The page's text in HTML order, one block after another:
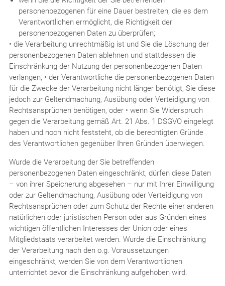
personenbezogenen für eine Dauer bestreiten, die es dem
Verantwortlichen ermöglicht, die Richtigkeit der
personenbezogenen Daten zu überprüfen;
• die Verarbeitung unrechtmäßig ist und Sie die Löschung der
personenbezogenen Daten ablehnen und stattdessen die
Einschränkung der Nutzung der personenbezogenen Daten
verlangen; • der Verantwortliche die personenbezogenen Daten
für die Zwecke der Verarbeitung nicht länger benötigt, Sie diese
jedoch zur Geltendmachung, Ausübung oder Verteidigung von
Rechtsansprüchen benötigen, oder • wenn Sie Widerspruch
gegen die Verarbeitung gemäß Art. 21 Abs. 1 DSGVO eingelegt
haben und noch nicht feststeht, ob die berechtigten Gründe
des Verantwortlichen gegenüber Ihren Gründen überwiegen.
Wurde die Verarbeitung der Sie betreffenden
personenbezogenen Daten eingeschränkt, dürfen diese Daten
– von ihrer Speicherung abgesehen – nur mit Ihrer Einwilligung
oder zur Geltendmachung, Ausübung oder Verteidigung von
Rechtsansprüchen oder zum Schutz der Rechte einer anderen
natürlichen oder juristischen Person oder aus Gründen eines
wichtigen öffentlichen Interesses der Union oder eines
Mitgliedstaats verarbeitet werden. Wurde die Einschränkung
der Verarbeitung nach den o.g. Voraussetzungen
eingeschränkt, werden Sie von dem Verantwortlichen
unterrichtet bevor die Einschränkung aufgehoben wird.